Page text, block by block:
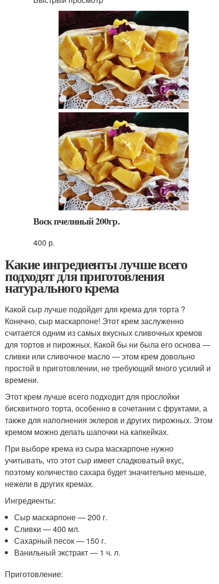
Воск пчелиный 200гр.
400 р.
Какие ингредиенты лучше всего
подходят для приготовления
натурального крема
Какой сыр лучше подойдет для крема для торта ?
Конечно, сыр маскарпоне! Этот крем заслуженно
считается одним из самых вкусных сливочных кремов
для тортов и пирожных. Какой бы ни была его основа —
сливки или сливочное масло — этом крем довольно
простой в приготовлении, не требующий много усилий и
времени.
Этот крем лучше всего подходит для прослойки
бисквитного торта, особенно в сочетании с фруктами, а
также для наполнения эклеров и других пирожных. Этом
кремом можно делать шапочки на капкейках.
При выборе крема из сыра маскарпоне нужно
учитывать, что этот сыр имеет сладковатый вкус,
поэтому количество сахара будет значительно меньше,
нежели в других кремах.
Ингредиенты:
Сыр маскарпоне — 200 г.
Сливки — 400 мл.
Сахарный песок — 150 г.
Ванильный экстракт — 1 ч. л.
Приготовление: